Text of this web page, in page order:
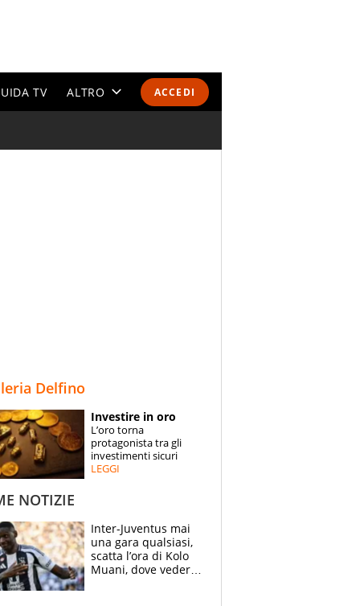
ACCEDI
TV ALTRO
ESPERTI
CONTATTI
Delfino
Investire in oro
L’oro torna
protagonista tra gli
investimenti sicuri
LEGGI
NOTIZIE
Inter-Juventus mai
una gara qualsiasi,
scatta l’ora di Kolo
Muani, dove vederla